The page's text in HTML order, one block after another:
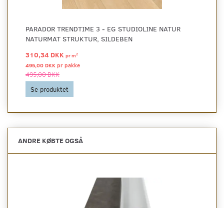
PARADOR TRENDTIME 3 - EG STUDIOLINE NATUR
NATURMAT STRUKTUR, SILDEBEN
310,34 DKK prm2
495,00 DKK pr pakke
495,00 DKK
Se produktet
ANDRE KØBTE OGSÅ